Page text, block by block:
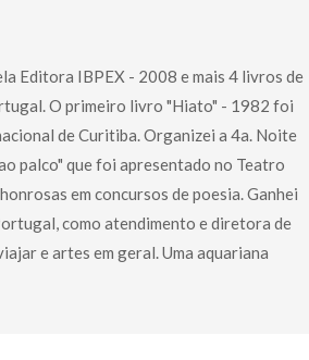
Editora IBPEX - 2008 e mais 4 livros de
O primeiro livro "Hiato" - 1982 foi
de Curitiba. Organizei a 4a. Noite
palco" que foi apresentado no Teatro
em concursos de poesia. Ganhei
como atendimento e diretora de
e artes em geral. Uma aquariana